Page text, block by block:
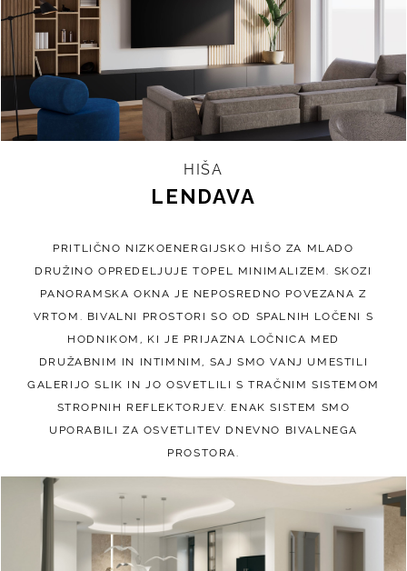
HIŠA
LENDAVA
PRITLIČNO NIZKOENERGIJSKO HIŠO ZA MLADO
DRUŽINO OPREDELJUJE TOPEL MINIMALIZEM. SKOZI
PANORAMSKA OKNA JE NEPOSREDNO POVEZANA Z
VRTOM. BIVALNI PROSTORI SO OD SPALNIH LOČENI S
HODNIKOM, KI JE PRIJAZNA LOČNICA MED
DRUŽABNIM IN INTIMNIM, SAJ SMO VANJ UMESTILI
GALERIJO SLIK IN JO OSVETLILI S TRAČNIM SISTEMOM
STROPNIH REFLEKTORJEV. ENAK SISTEM SMO
UPORABILI ZA OSVETLITEV DNEVNO BIVALNEGA
PROSTORA.